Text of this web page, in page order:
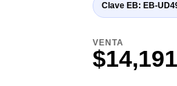
Clave EB: EB-
VENTA